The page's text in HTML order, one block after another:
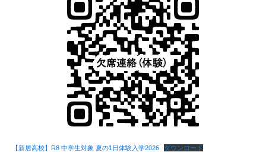
【新居高校】R8 中学生対象 夏の1日体験入学2026 ダウンロード